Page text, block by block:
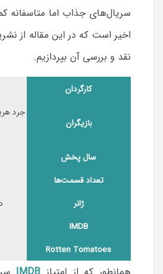
سریال‌های جذاب اما متاسفانه
اخیر است که در این مقاله از
نقد و بررسی آن بپردازیم.
کارگردان
بازیگران
جرد
سال پخش
تعداد قسمت‌ها
ژانر
IMDB
Rotten Tomatoes